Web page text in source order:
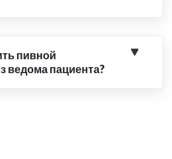
пивной
ведома пациента?